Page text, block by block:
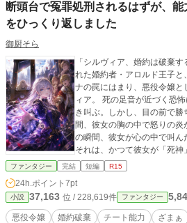
断頭台で冤罪処刑されるはずが、
をひっくり返しました
御厨そら
「シルヴィア、婚約は破棄
れた婚約者・アロルド王子と
ナの罠にはまり、悪役令嬢
ィア。 ​死の足音が近づく恐
き叫ぶ。しかし、目の前で
間、彼女の胸の中で怒りの
の瞬間、彼女が心の中で叫
それは、かつて彼女が「死
因果を捻じ曲げる絶対の能力
クソ婚約者ざまぁファンタジ
ファンタジー 完結 短編 R15
24h.ポイント 7pt
小説 37,163 位 / 228,619件 ファンタジー
悪役令嬢 婚約破棄 チート能力 ざまぁ